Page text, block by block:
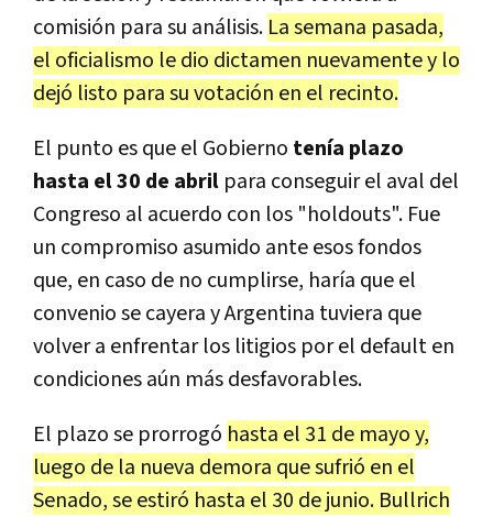
comisión para su análisis. La semana pasada,
el oficialismo le dio dictamen nuevamente y lo
dejó listo para su votación en el recinto.
El punto es que el Gobierno tenía plazo
hasta el 30 de abril para conseguir el aval del
Congreso al acuerdo con los "holdouts". Fue
un compromiso asumido ante esos fondos
que, en caso de no cumplirse, haría que el
convenio se cayera y Argentina tuviera que
volver a enfrentar los litigios por el default en
condiciones aún más desfavorables.
El plazo se prorrogó hasta el 31 de mayo y,
luego de la nueva demora que sufrió en el
Senado, se estiró hasta el 30 de junio. Bullrich